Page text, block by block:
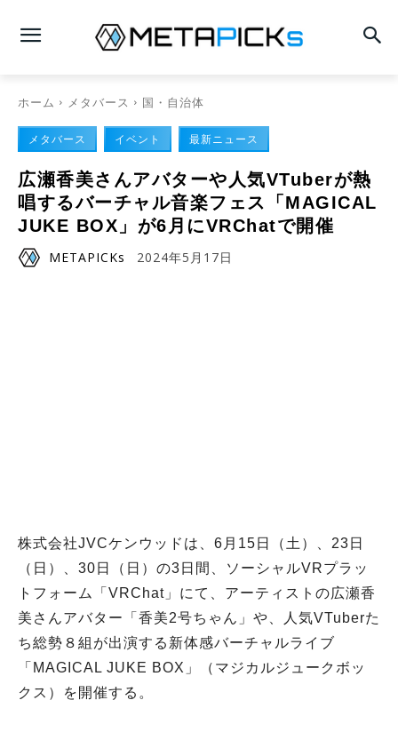
ホーム メタバース 国・自治体
メタバース イベント 最新ニュース
広瀬香美さんアバターや人気VTuberが熱
唱するバーチャル音楽フェス「MAGICAL
JUKE BOX」が6月にVRChatで開催
METAPICKs 2024年5月17日
株式会社JVCケンウッドは、6月15日（土）、23日
（日）、30日（日）の3日間、ソーシャルVRプラッ
トフォーム「VRChat」にて、アーティストの広瀬香
美さんアバター「香美2号ちゃん」や、人気VTuberた
ち総勢８組が出演する新体感バーチャルライブ
「MAGICAL JUKE BOX」（マジカルジュークボッ
クス）を開催する。